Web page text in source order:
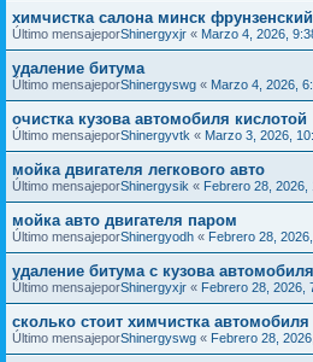
химчистка салона минск
Último mensajeporShinergyxjr « Marzo 4, 2026,
удаление битума
Último mensajeporShinergyswg « Marzo 4, 2026,
очистка кузова автомобиля кислотой
Último mensajeporShinergyvtk « Marzo 3, 2026,
мойка двигателя легкового авто
Último mensajeporShinergysik « Febrero 28, 2026,
мойка авто двигателя паром
Último mensajeporShinergyodh « Febrero 28,
удаление битума с кузова
Último mensajeporShinergyxjr « Febrero 28, 2026,
сколько стоит химчистка
Último mensajeporShinergyswg « Febrero 28,